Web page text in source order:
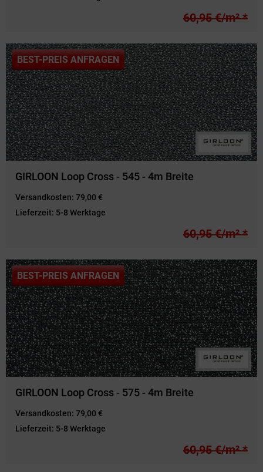
60,95 €/m² *
BEST-PREIS ANFRAGEN
GIRLOON Loop Cross - 545 - 4m Breite
Versandkosten: 79,00 €
Lieferzeit: 5-8 Werktage
60,95 €/m² *
BEST-PREIS ANFRAGEN
GIRLOON Loop Cross - 575 - 4m Breite
Versandkosten: 79,00 €
Lieferzeit: 5-8 Werktage
60,95 €/m² *